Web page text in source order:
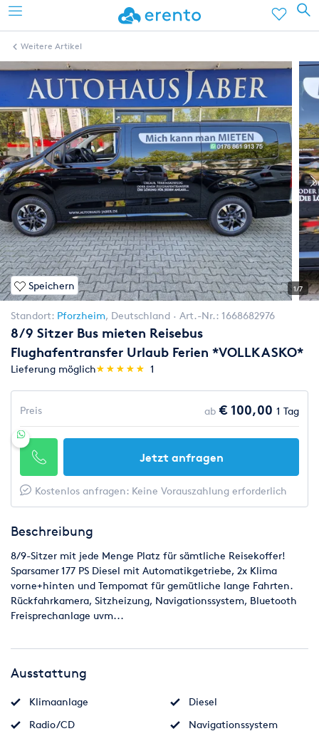
Weitere Artikel
Speichern 1/7
Standort: Pforzheim, Deutschland Art.-Nr.: 1668682976
8/9 Sitzer Bus mieten Reisebus
Flughafentransfer Urlaub Ferien *VOLLKASKO*
Lieferung möglich(*)
★
★
(*)★
★
(*) ★
★
(*) ★
★
(*) ★
★ 1
Preis ab € 100,00 1 Tag
Jetzt anfragen
Kostenlos anfragen: Keine Vorauszahlung erforderlich
Beschreibung
8/9-Sitzer mit jede Menge Platz für sämtliche Reisekoffer!
Sparsamer 177 PS Diesel mit Automatikgetriebe, 2x Klima
vorne+hinten und Tempomat für gemütliche lange Fahrten.
Rückfahrkamera, Sitzheizung, Navigationssystem, Bluetooth
Freisprechanlage uvm...
Ausstattung
Klimaanlage
Diesel
Radio/CD
Navigationssystem